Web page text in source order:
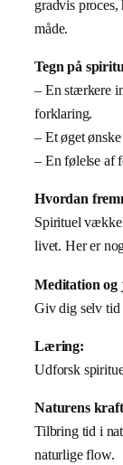
gradvis
måde.
Tegn på
– En stærkere
forklaring.
– Et øget
– En følelse af
Hvordan
Spirituel
livet. Her er
Meditation og
Giv dig selv tid
Læring:
Udforsk
Naturens
Tilbring tid i
naturlige flow.